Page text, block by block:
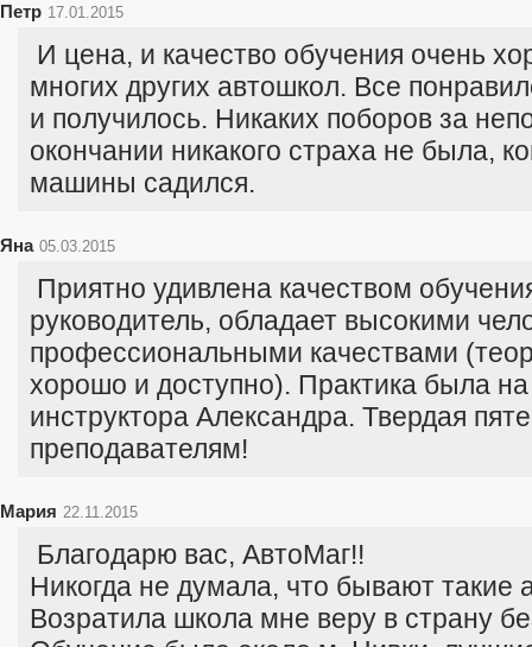
Петр 17.01.2015
И цена, и качество обучения очень
многих других автошкол. Все
и получилось. Никаких поборов за
окончании никакого страха не была,
машины садился.
Яна 05.03.2015
Приятно удивлена качеством
руководитель, обладает высокими
профессиональными качествами
хорошо и доступно). Практика была
инструктора Александра. Твердая
преподавателям!
Мария 22.11.2015
Благодарю вас, АвтоМаг!!
Никогда не думала, что бывают такие
Возратила школа мне веру в страну